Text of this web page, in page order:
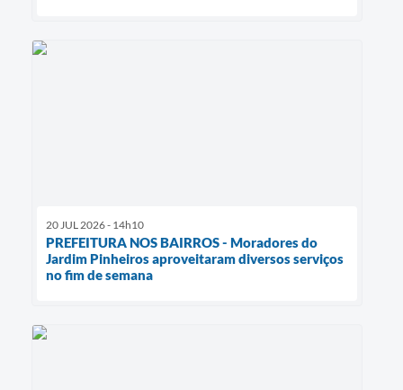
20 JUL 2026 - 14h10
PREFEITURA NOS BAIRROS - Moradores do
Jardim Pinheiros aproveitaram diversos serviços
no fim de semana